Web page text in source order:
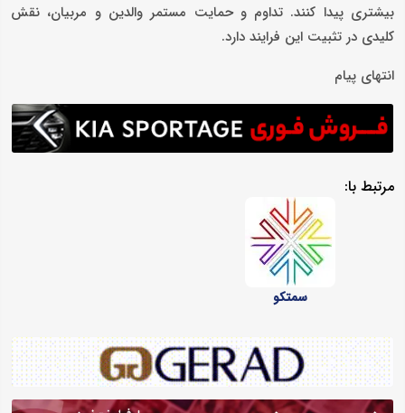
بیشتری پیدا کنند. تداوم و حمایت مستمر والدین و مربیان، نقش
کلیدی در تثبیت این فرایند دارد.
انتهای پیام
مرتبط با:
سمتکو